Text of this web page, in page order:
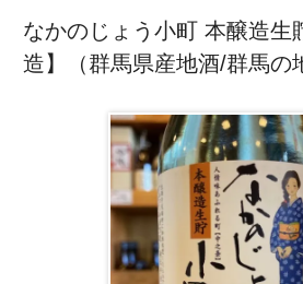
なかのじょう小町 本醸造生
造】（群馬県産地酒/群馬の